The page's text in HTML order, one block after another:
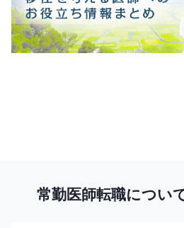
常勤医師転職につい